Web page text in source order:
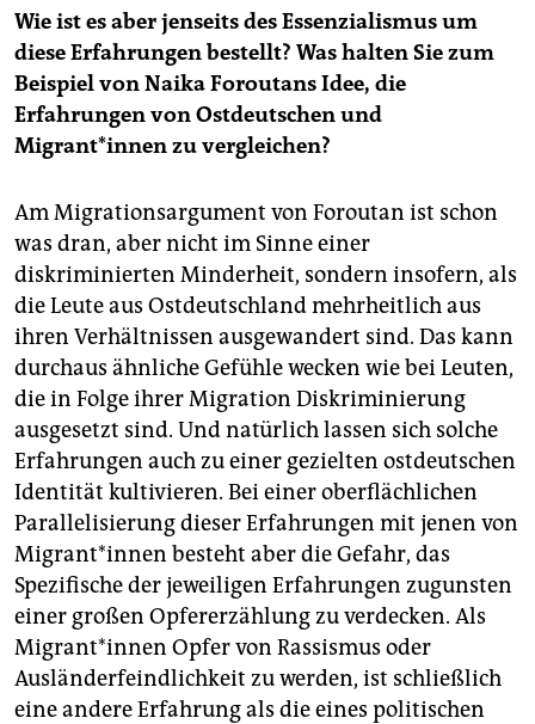
Wie ist es aber jenseits des Essenzialismus um
diese Erfahrungen bestellt? Was halten Sie zum
Beispiel von Naika Foroutans Idee, die
Erfahrungen von Ostdeutschen und
Migrant*innen zu vergleichen?
Am Migrationsargument von Foroutan ist schon
was dran, aber nicht im Sinne einer
diskriminierten Minderheit, sondern insofern, als
die Leute aus Ostdeutschland mehrheitlich aus
ihren Verhältnissen ausgewandert sind. Das kann
durchaus ähnliche Gefühle wecken wie bei Leuten,
die in Folge ihrer Migration Diskriminierung
ausgesetzt sind. Und natürlich lassen sich solche
Erfahrungen auch zu einer gezielten ostdeutschen
Identität kultivieren. Bei einer oberflächlichen
Parallelisierung dieser Erfahrungen mit jenen von
Migrant*innen besteht aber die Gefahr, das
Spezifische der jeweiligen Erfahrungen zugunsten
einer großen Opfererzählung zu verdecken. Als
Migrant*innen Opfer von Rassismus oder
Ausländerfeindlichkeit zu werden, ist schließlich
eine andere Erfahrung als die eines politischen